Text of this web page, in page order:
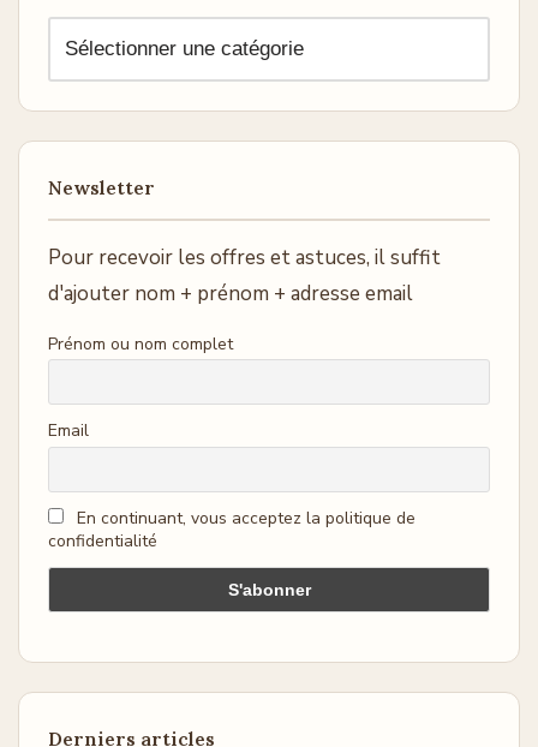
Newsletter
Pour recevoir les offres et astuces, il suffit
d'ajouter nom + prénom + adresse email
Prénom ou nom complet
Email
En continuant, vous acceptez la politique de
confidentialité
Derniers articles